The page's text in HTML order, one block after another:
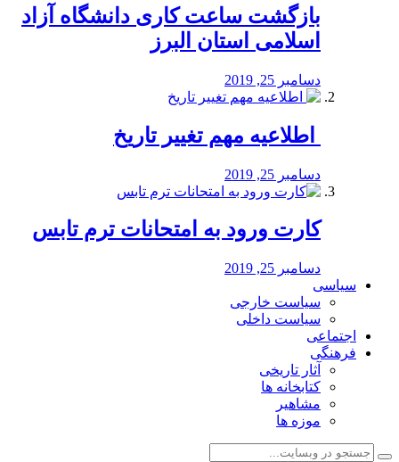
بازگشت ساعت کاری دانشگاه آزاد
اسلامی استان البرز
دسامبر 25, 2019
️ اطلاعیه مهم تغییر تاریخ
دسامبر 25, 2019
کارت ورود به امتحانات ترم تابس
دسامبر 25, 2019
سیاسی
سیاست خارجی
سیاست داخلی
اجتماعی
فرهنگی
آثار تاریخی
کتابخانه ها
مشاهیر
موزه ها